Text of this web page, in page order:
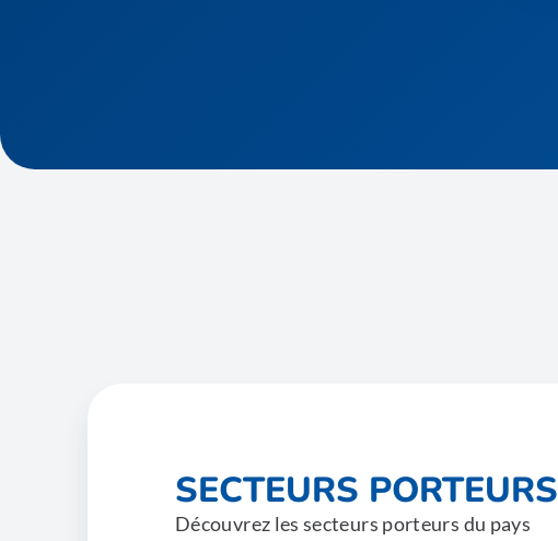
SECTEURS PORTEURS
Découvrez les secteurs porteurs du pays